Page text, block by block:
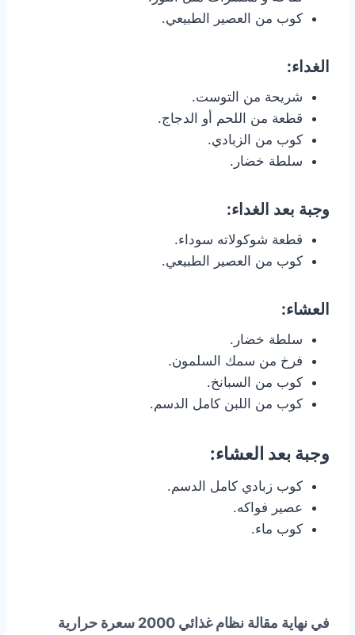
كوب من العصير الطبيعي.
الغداء:
شريحة من التوست.
قطعة من اللحم أو الدجاج.
كوب من الزبادي.
سلطة خضار.
وجبة بعد الغداء:
قطعة شوكولاته سوداء.
كوب من العصير الطبيعي.
العشاء:
سلطة خضار.
فرخ من سمك السلمون.
كوب من السبانخ.
كوب من اللبن كامل الدسم.
وجبة بعد العشاء:
كوب زبادي كامل الدسم.
عصير فواكه.
كوب ماء.
في نهاية مقالة نظام غذائي 2000 سعرة حرارية